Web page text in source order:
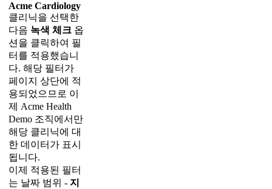
Acme Cardiology
클리 닉을 선 택한
다음 녹색 체 크 옵
션 을 클릭하여 필
터 를 적용했습니
다. 해 당 필터 가
페 이 지 상단에 적
용되 었 으 므 로 이
제 Acme Health
Demo 조직에서 만
해 당 클리 닉에 대
한 데 이 터 가 표시
됩니 다.
이제 적용된 필터
는 날짜 범위 - 지